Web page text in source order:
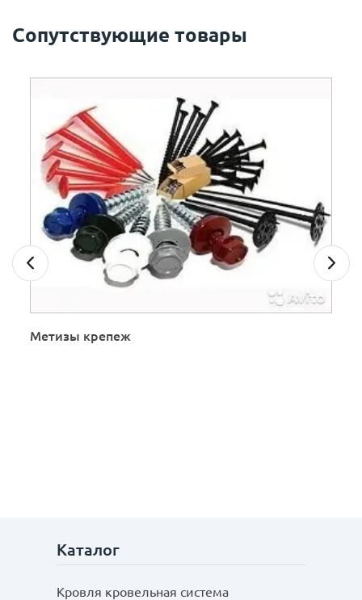
Сопутствующие товары
Метизы крепеж
Каталог
Кровля кровельная система